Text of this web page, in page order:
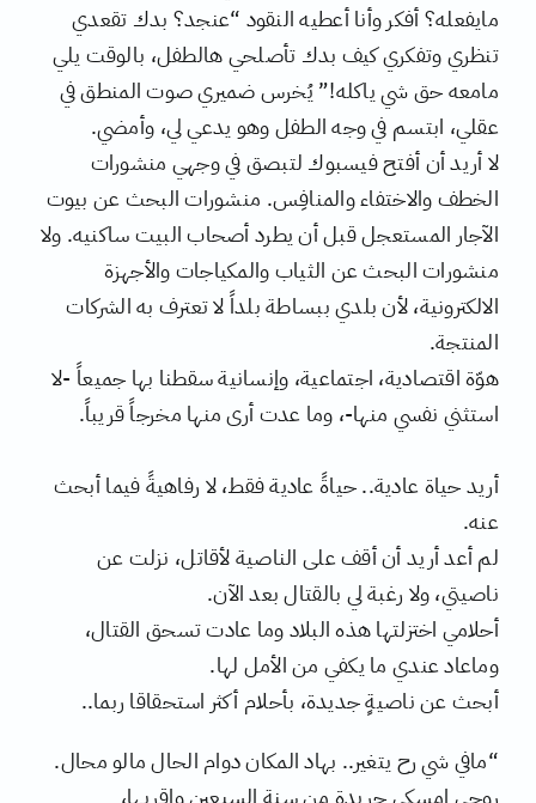
مايفعله؟ أفكر وأنا أعطيه النقود “عنجد؟ بدك تقعدي
تنظري وتفكري كيف بدك تأصلحي هالطفل، بالوقت يلي
مامعه حق شي ياكله!” يُخرس ضميري صوت المنطق في
عقلي، ابتسم في وجه الطفل وهو يدعي لي، وأمضي.
لا أريد أن أفتح فيسبوك لتبصق في وجهي منشورات
الخطف والاختفاء والمنافِس. منشورات البحث عن بيوت
الآجار المستعجل قبل أن يطرد أصحاب البيت ساكنيه. ولا
منشورات البحث عن الثياب والمكياجات والأجهزة
الالكترونية، لأن بلدي ببساطة بلداً لا تعترف به الشركات
المنتجة.
هوّة اقتصادية، اجتماعية، وإنسانية سقطنا بها جميعاً -لا
استثني نفسي منها-، وما عدت أرى منها مخرجاً قريباً.
أريد حياة عادية.. حياةً عادية فقط، لا رفاهيةً فيما أبحث
عنه.
لم أعد أريد أن أقف على الناصية لأقاتل، نزلت عن
ناصيتي، ولا رغبة لي بالقتال بعد الآن.
أحلامي اختزلتها هذه البلاد وما عادت تسحق القتال،
وماعاد عندي ما يكفي من الأمل لها.
أبحث عن ناصيةٍ جديدة، بأحلام أكثر استحقاقا ربما..
“مافي شي رح يتغير.. بهاد المكان دوام الحال مالو محال.
روحي امسكي جريدة من سنة السبعين واقريها،